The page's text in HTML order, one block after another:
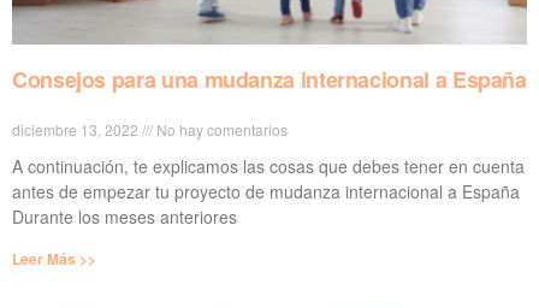
Consejos para una mudanza internacional a España
diciembre 13, 2022 No hay comentarios
A continuación, te explicamos las cosas que debes tener en cuenta
antes de empezar tu proyecto de mudanza internacional a España
Durante los meses anteriores
Leer Más >>